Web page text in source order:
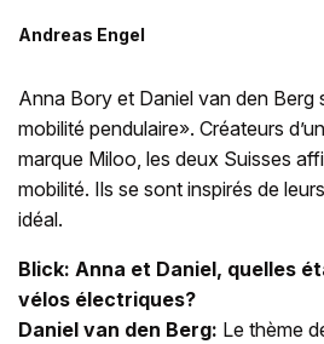
Andreas Engel
Anna Bory et Daniel van den Berg
mobilité pendulaire». Créateurs
marque Miloo, les deux Suisses
mobilité. Ils se sont inspirés de
idéal.
Blick: Anna et Daniel, quelles
vélos électriques?
Daniel van den Berg: Le thème